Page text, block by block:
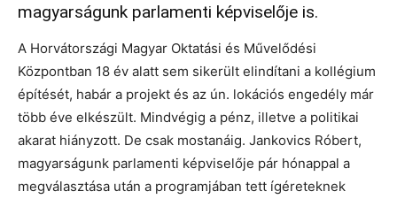
magyarságunk parlamenti képviselője is.
A Horvátországi Magyar Oktatási és Művelődési
Központban 18 év alatt sem sikerült elindítani a kollégium
építését, habár a projekt és az ún. lokációs engedély már
több éve elkészült. Mindvégig a pénz, illetve a politikai
akarat hiányzott. De csak mostanáig. Jankovics Róbert,
magyarságunk parlamenti képviselője pár hónappal a
megválasztása után a programjában tett ígéreteknek